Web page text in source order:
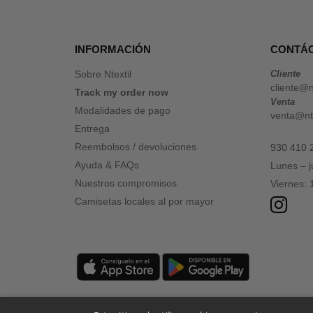
VESTI (5)
INFORMACIÓN
Sobre Ntextil
Track my order now
Modalidades de pago
Entrega
Reembolsos / devoluciones
Ayuda & FAQs
Nuestros compromisos
Camisetas locales al por mayor
Cliente
Venta
930 410
Lunes –
Viernes: